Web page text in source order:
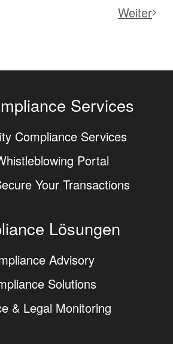
Weiter
Services
Compliance Services
Portal
Your Transactions
Lösungen
Advisory
Solutions
& Legal Monitoring